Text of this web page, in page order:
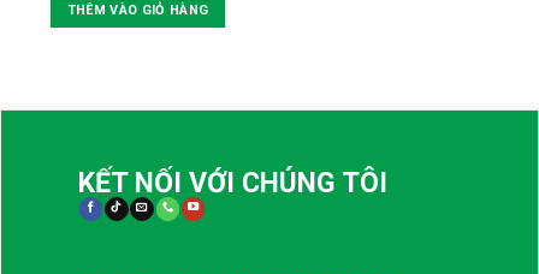
THÊM VÀO GIỎ HÀNG
KẾT NỐI VỚI CHÚNG TÔI